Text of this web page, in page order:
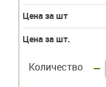
Цена за шт
Цена за шт.
Количество –